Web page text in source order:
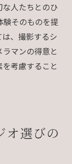
人たちとのひ
験そのものを提
、撮影するシ
マンの得意と
考慮すること
オ選びの